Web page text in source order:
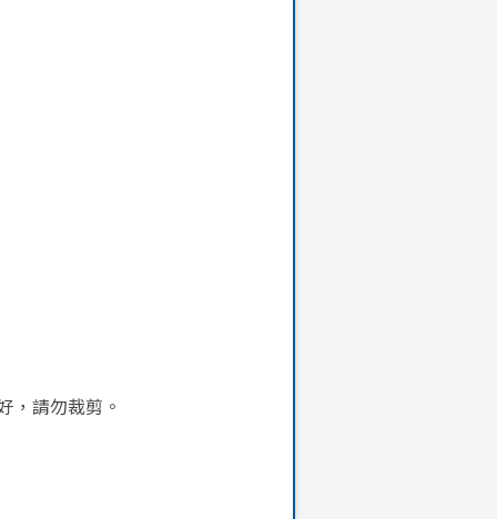
，請勿裁剪。